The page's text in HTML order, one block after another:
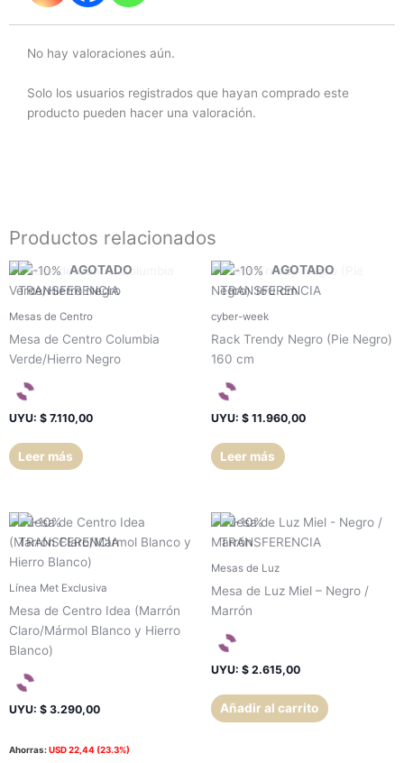
No hay valoraciones aún.
Solo los usuarios registrados que hayan comprado este
producto pueden hacer una valoración.
Productos relacionados
AGOTADO
Mesas de Centro
Mesa de Centro Columbia
Verde/Hierro Negro
UYU: $ 7.110,00
Leer más
AGOTADO
cyber-week
Rack Trendy Negro (Pie Negro)
160 cm
UYU: $ 11.960,00
Leer más
Línea Met Exclusiva
Mesa de Centro Idea (Marrón
Claro/Mármol Blanco y Hierro
Blanco)
UYU: $ 3.290,00
Ahorras:USD22,44 (23.3%)
Mesas de Luz
Mesa de Luz Miel – Negro /
Marrón
UYU: $ 2.615,00
Añadir al carrito